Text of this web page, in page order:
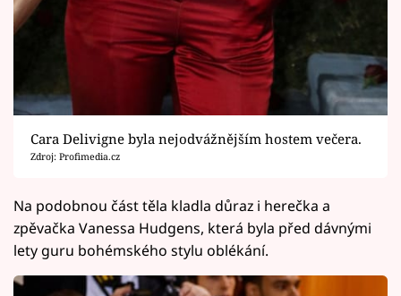
Cara Delivigne byla nejodvážnějším hostem večera.
Zdroj: Profimedia.cz
Na podobnou část těla kladla důraz i herečka a
zpěvačka Vanessa Hudgens, která byla před dávnými
lety guru bohémského stylu oblékání.